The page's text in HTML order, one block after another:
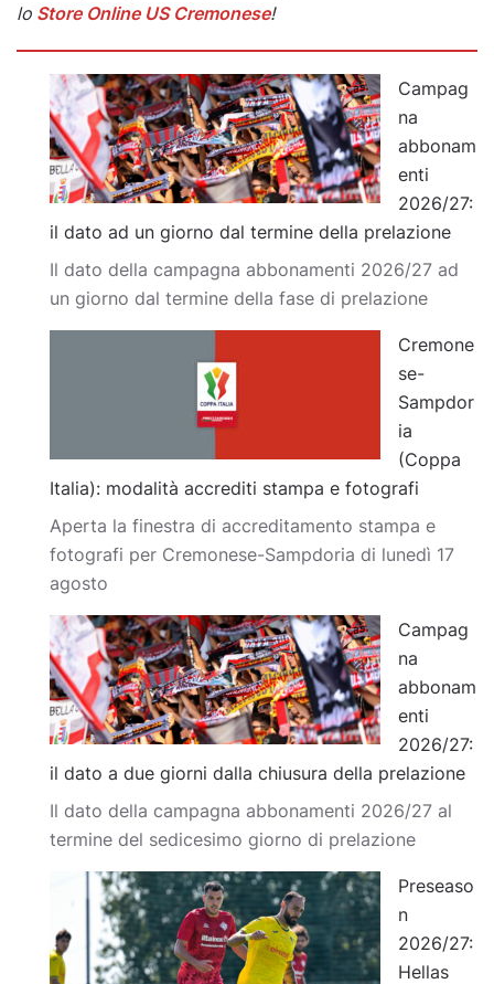
lo Store Online US Cremonese!
Campag
na
abbonam
enti
2026/27:
il dato ad un giorno dal termine della prelazione
Il dato della campagna abbonamenti 2026/27 ad
un giorno dal termine della fase di prelazione
Cremone
se-
Sampdor
ia
(Coppa
Italia): modalità accrediti stampa e fotografi
Aperta la finestra di accreditamento stampa e
fotografi per Cremonese-Sampdoria di lunedì 17
agosto
Campag
na
abbonam
enti
2026/27:
il dato a due giorni dalla chiusura della prelazione
Il dato della campagna abbonamenti 2026/27 al
termine del sedicesimo giorno di prelazione
Preseaso
n
2026/27:
Hellas